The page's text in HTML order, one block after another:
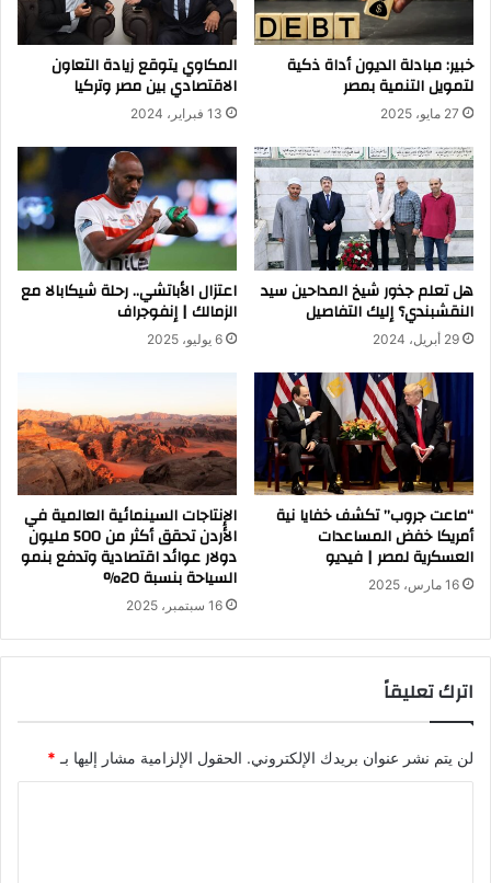
خبير: مبادلة الديون أداة ذكية
لتمويل التنمية بمصر
27 مايو، 2025
المكاوي يتوقع زيادة التعاون
الاقتصادي بين مصر وتركيا
13 فبراير، 2024
هل تعلم جذور شيخ المداحين سيد
النقشبندي؟ إليك التفاصيل
29 أبريل، 2024
اعتزال الأباتشي.. رحلة شيكابالا مع
الزمالك | إنفوجراف
6 يوليو، 2025
“ماعت جروب” تكشف خفايا نية
أمريكا خفض المساعدات
العسكرية لمصر | فيديو
16 مارس، 2025
الإنتاجات السينمائية العالمية في
الأردن تحقق أكثر من 500 مليون
دولار عوائد اقتصادية وتدفع بنمو
السياحة بنسبة 20%
16 سبتمبر، 2025
اترك تعليقاً
لن يتم نشر عنوان بريدك الإلكتروني. الحقول الإلزامية مشار إليها بـ *